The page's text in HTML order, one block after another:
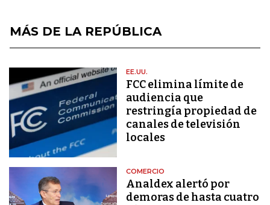
MÁS DE LA REPÚBLICA
EE.UU.
FCC elimina límite de
audiencia que
restringía propiedad de
canales de televisión
locales
COMERCIO
Analdex alertó por
demoras de hasta cuatro